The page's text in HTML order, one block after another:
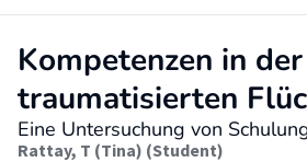
Kompetenzen in
traumatisierten
Eine Untersuchung von
Rattay, T (Tina) (Student)